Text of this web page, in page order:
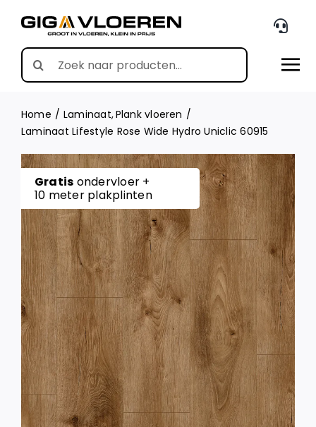
content
Search
for:
Home Laminaat Plank vloeren
Laminaat Lifestyle Rose Wide Hydro Uniclic 60915
Gratis ondervloer +
10 meter plakplinten